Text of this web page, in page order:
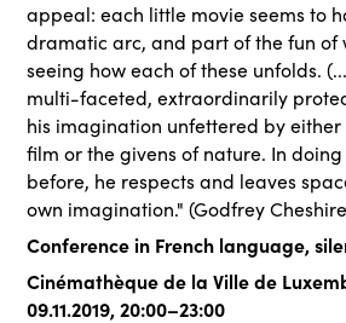
appeal: each little movie seems to
dramatic arc, and part of the fun of
seeing how each of these unfolds.
multi-faceted, extraordinarily
his imagination unfettered by
film or the givens of nature. In doing
before, he respects and leaves
own imagination." (Godfrey
Conference in French language,
Cinémathèque de la Ville de
09.11.2019, 20:00–23:00